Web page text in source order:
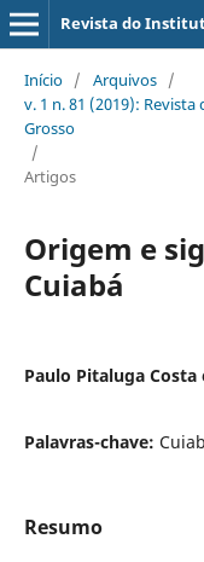
Revista do
Início / Arquivos /
v. 1 n. 81 (2019):
Grosso
/
Artigos
Origem e
Cuiabá
Paulo Pitaluga Costa
Palavras-chave:
Resumo